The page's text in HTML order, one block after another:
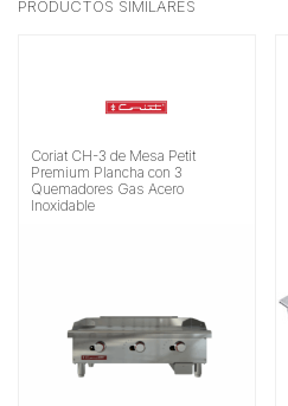
PRODUCTOS SIMILARES
Coriat CH-3 de Mesa Petit
Premium Plancha con 3
Quemadores Gas Acero
Inoxidable